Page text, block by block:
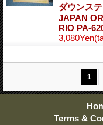
ダウンス
JAPAN
RIO PA-
3,080Yen
1
Terms &